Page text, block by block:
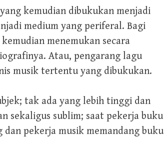
kemudian dibukukan menjadi
medium yang periferal. Bagi
menemukan secara
Atau, pengarang lagu
musik tertentu yang dibukukan.
tak ada yang lebih tinggi dan
sekaligus sublim; saat pekerja buku
pekerja musik memandang buku